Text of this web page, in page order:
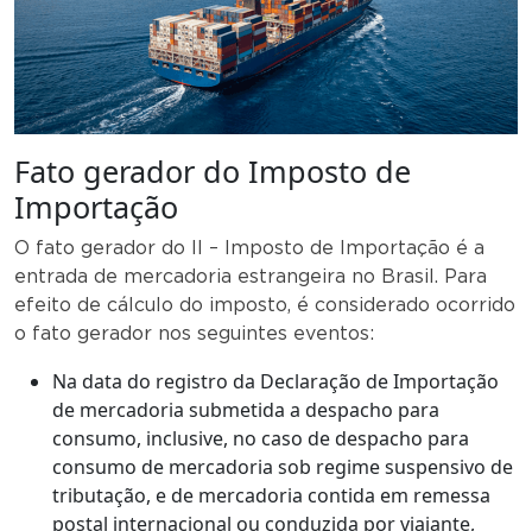
Fato gerador do Imposto de
Importação
O fato gerador do II – Imposto de Importação é a
entrada de mercadoria estrangeira no Brasil. Para
efeito de cálculo do imposto, é considerado ocorrido
o fato gerador nos seguintes eventos:
Na data do registro da Declaração de Importação
de mercadoria submetida a despacho para
consumo, inclusive, no caso de despacho para
consumo de mercadoria sob regime suspensivo de
tributação, e de mercadoria contida em remessa
postal internacional ou conduzida por viajante,